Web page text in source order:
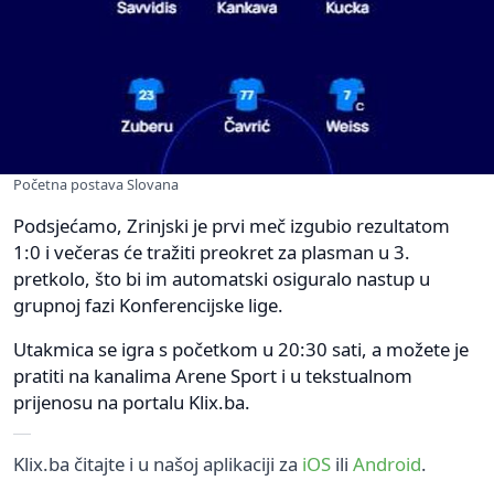
Početna postava Slovana
Podsjećamo, Zrinjski je prvi meč izgubio rezultatom
1:0 i večeras će tražiti preokret za plasman u 3.
pretkolo, što bi im automatski osiguralo nastup u
grupnoj fazi Konferencijske lige.
Utakmica se igra s početkom u 20:30 sati, a možete je
pratiti na kanalima Arene Sport i u tekstualnom
prijenosu na portalu Klix.ba.
Klix.ba čitajte i u našoj aplikaciji za iOS ili Android.